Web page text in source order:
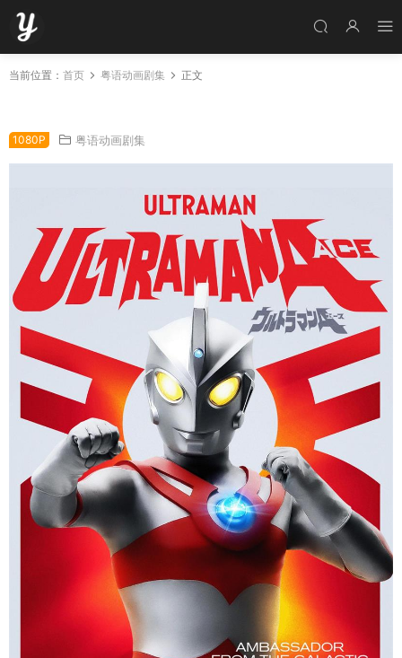
当前位置： 首页 粤语动画剧集 正文
1080P 粤语动画剧集